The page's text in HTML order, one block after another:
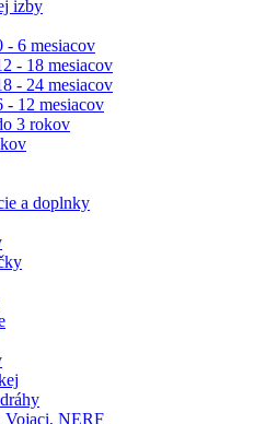
izby
- 6 mesiacov
- 18 mesiacov
- 24 mesiacov
- 12 mesiacov
3 rokov
a doplnky
Vojaci, NERF